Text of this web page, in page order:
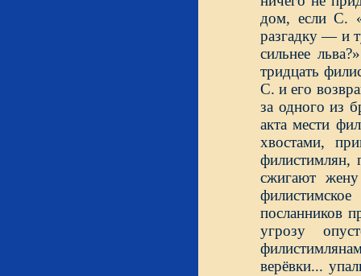
дом, если С.
разгадку — и
сильнее
тридцать
С. и его
за одного из
акта мести
хвостами,
филистимлян,
сжигают
посланников
угрозу
верёвки...